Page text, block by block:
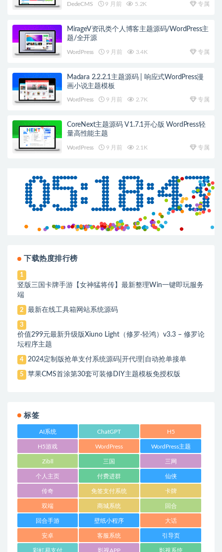
DedeCMS 9 月前 5.2K 专属
MirageV资讯类个人博客主题源码/WordPress主
题/全开源
WordPress 9 月前 3.4K 专属
Madara 2.2.2.1主题源码 | 响应式WordPress漫
画小说主题模板
WordPress 9 月前 2.7K 专属
CoreNext主题源码 V1.7.1开心版 WordPress轻
量高性能主题
WordPress 9 月前 2.1K 专属
下载热度排行榜
1
竖版三国卡牌手游【女神猛将传】最新整理Win一键即玩服务
端
2 最新在线工具箱网站系统源码
3
价值299元最新升级版Xiuno Light（修罗·轻鸿）v3.3 – 修罗论
坛程序主题
4 2024定制版抢单支付系统源码|开代理|自动抢单接单
5 苹果CMS首涂第30套可装修DIY主题模板免授权版
标签
AI系统 ChatGPT H5
H5游戏 WordPress WordPress主题
Zibll 三国 三网
个人主页 付费进群 仙侠
传奇 免签支付系统 卡牌
双端 商城系统 回合
回合手游 壁纸小程序 大话
安卓 客服系统 引导页
彩虹易支付 影视APP 影视系统